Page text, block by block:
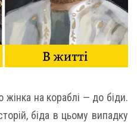
на кораблі — до біди.
біда в цьому випадку